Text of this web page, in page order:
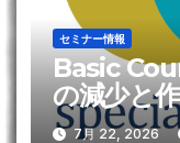
セミナー情報
Basic
の減少と
号数, 歯根
7月 22, 2026